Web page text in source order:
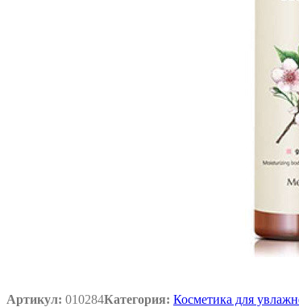
Артикул: 010284Категория: Косметика для